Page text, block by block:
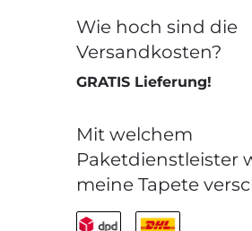
Wie hoch sind die
Versandkosten?
GRATIS Lieferung!
Mit welchem
Paketdienstleister
meine Tapete